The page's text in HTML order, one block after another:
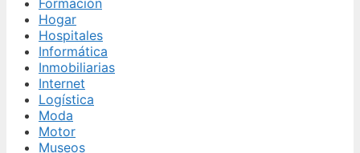
Formación
Hogar
Hospitales
Informática
Inmobiliarias
Internet
Logística
Moda
Motor
Museos